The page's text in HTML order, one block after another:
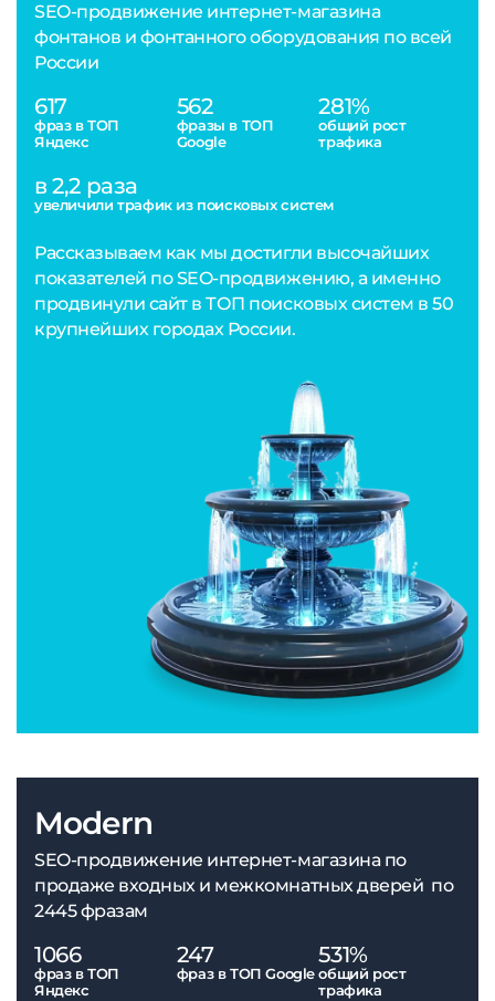
SEO-продвижение интернет-магазина
фонтанов и фонтанного оборудования по всей
России
617
фраз в ТОП
Яндекс
562
фразы в ТОП
Google
281%
общий рост
трафика
в 2,2 раза
увеличили трафик из поисковых систем
Рассказываем как мы достигли высочайших
показателей по SEO-продвижению, а именно
продвинули сайт в ТОП поисковых систем в 50
крупнейших городах России.
Modern
SEO-продвижение интернет-магазина по
продаже входных и межкомнатных дверей по
2445 фразам
1066
фраз в ТОП
Яндекс
247
фраз в ТОП Google
531%
общий рост
трафика